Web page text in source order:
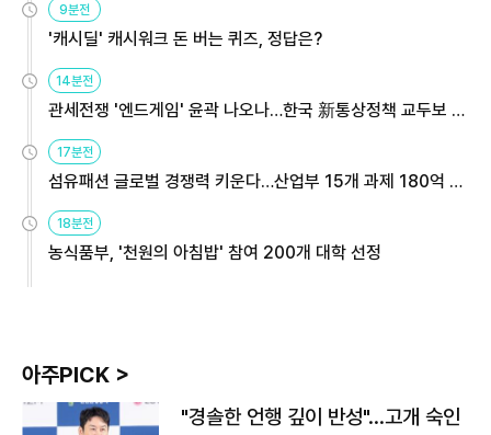
9분전
'캐시딜' 캐시워크 돈 버는 퀴즈, 정답은?
14분전
관세전쟁 '엔드게임' 윤곽 나오나…한국 新통상정책 교두보 활
17분전
섬유패션 글로벌 경쟁력 키운다…산업부 15개 과제 180억 지
18분전
농식품부, '천원의 아침밥' 참여 200개 대학 선정
아주PICK >
"경솔한 언행 깊이 반성"…고개 숙인